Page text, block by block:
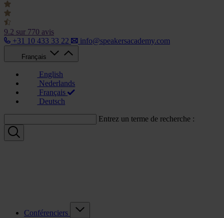
9.2 sur 770 avis
+31 10 433 33 22
info@speakersacademy.com
Français
English
Nederlands
Français
Deutsch
Entrez un terme de recherche :
Conférenciers